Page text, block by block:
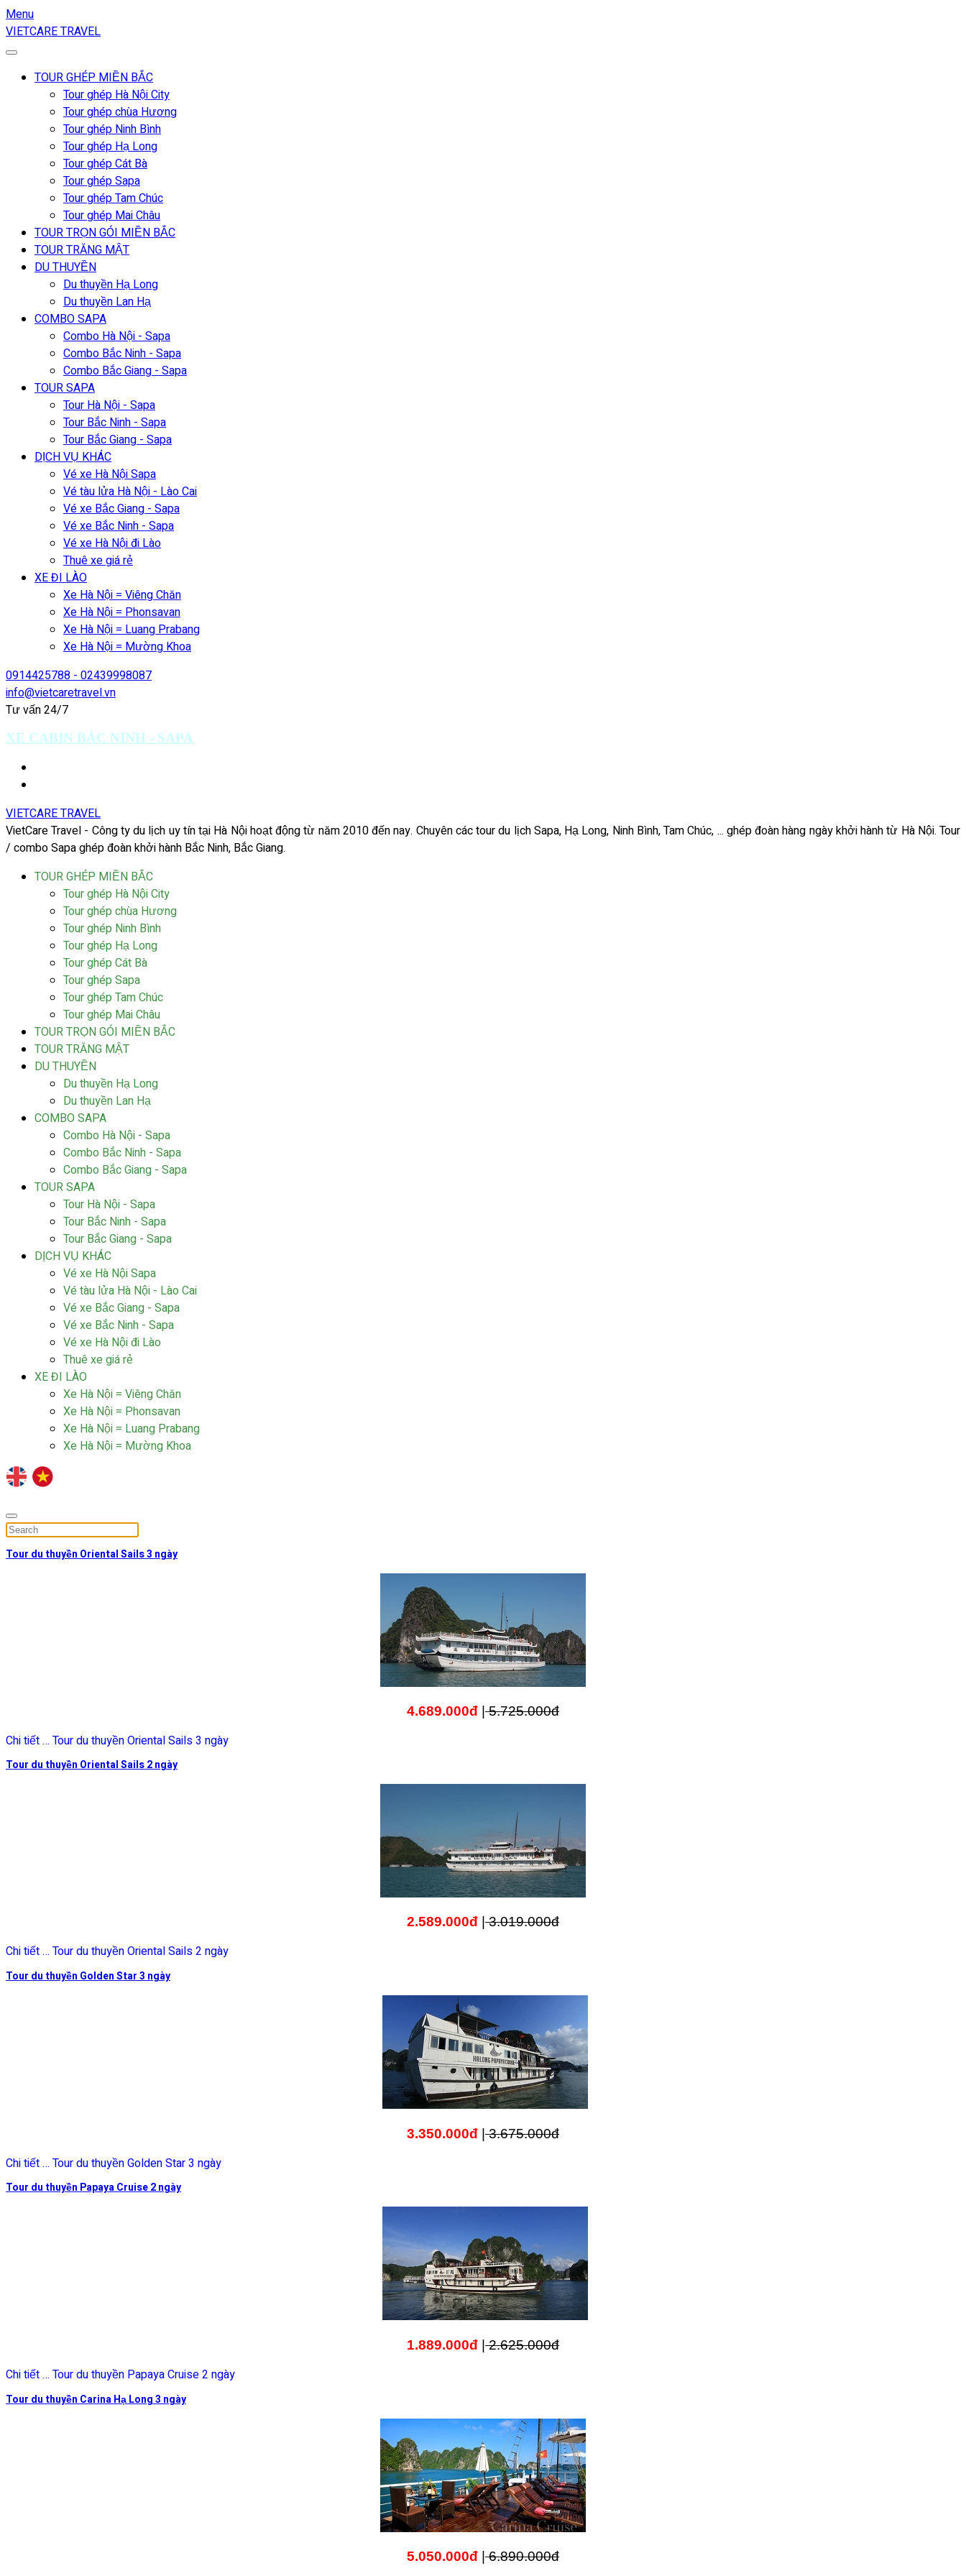
Menu
VIETCARE TRAVEL
TOUR GHÉP MIỀN BẮC
Tour ghép Hà Nội City
Tour ghép chùa Hương
Tour ghép Ninh Bình
Tour ghép Hạ Long
Tour ghép Cát Bà
Tour ghép Sapa
Tour ghép Tam Chúc
Tour ghép Mai Châu
TOUR TRỌN GÓI MIỀN BẮC
TOUR TRĂNG MẬT
DU THUYỀN
Du thuyền Hạ Long
Du thuyền Lan Hạ
COMBO SAPA
Combo Hà Nội - Sapa
Combo Bắc Ninh - Sapa
Combo Bắc Giang - Sapa
TOUR SAPA
Tour Hà Nội - Sapa
Tour Bắc Ninh - Sapa
Tour Bắc Giang - Sapa
DỊCH VỤ KHÁC
Vé xe Hà Nội Sapa
Vé tàu lửa Hà Nội - Lào Cai
Vé xe Bắc Giang - Sapa
Vé xe Bắc Ninh - Sapa
Vé xe Hà Nội đi Lào
Thuê xe giá rẻ
XE ĐI LÀO
Xe Hà Nội = Viêng Chăn
Xe Hà Nội = Phonsavan
Xe Hà Nội = Luang Prabang
Xe Hà Nội = Mường Khoa
0914425788 - 02439998087
info@vietcaretravel.vn
Tư vấn 24/7
XE CABIN BẮC NINH - SAPA
VIETCARE TRAVEL
VietCare Travel - Công ty du lịch uy tín tại Hà Nội hoạt động từ năm 2010 đến nay. Chuyên các tour du lịch Sapa, Hạ Long, Ninh Bình, Tam Chúc, ... ghép đoàn hàng ngày khởi hành từ Hà Nội. Tour
/ combo Sapa ghép đoàn khởi hành Bắc Ninh, Bắc Giang.
TOUR GHÉP MIỀN BẮC
Tour ghép Hà Nội City
Tour ghép chùa Hương
Tour ghép Ninh Bình
Tour ghép Hạ Long
Tour ghép Cát Bà
Tour ghép Sapa
Tour ghép Tam Chúc
Tour ghép Mai Châu
TOUR TRỌN GÓI MIỀN BẮC
TOUR TRĂNG MẬT
DU THUYỀN
Du thuyền Hạ Long
Du thuyền Lan Hạ
COMBO SAPA
Combo Hà Nội - Sapa
Combo Bắc Ninh - Sapa
Combo Bắc Giang - Sapa
TOUR SAPA
Tour Hà Nội - Sapa
Tour Bắc Ninh - Sapa
Tour Bắc Giang - Sapa
DỊCH VỤ KHÁC
Vé xe Hà Nội Sapa
Vé tàu lửa Hà Nội - Lào Cai
Vé xe Bắc Giang - Sapa
Vé xe Bắc Ninh - Sapa
Vé xe Hà Nội đi Lào
Thuê xe giá rẻ
XE ĐI LÀO
Xe Hà Nội = Viêng Chăn
Xe Hà Nội = Phonsavan
Xe Hà Nội = Luang Prabang
Xe Hà Nội = Mường Khoa
Tour du thuyền Oriental Sails 3 ngày
4.689.000đ |5.725.000đ
Chi tiết … Tour du thuyền Oriental Sails 3 ngày
Tour du thuyền Oriental Sails 2 ngày
2.589.000đ 3.019.000đ
Chi tiết … Tour du thuyền Oriental Sails 2 ngày
Tour du thuyền Golden Star 3 ngày
3.350.000đ |3.675.000đ
Chi tiết … Tour du thuyền Golden Star 3 ngày
Tour du thuyền Papaya Cruise 2 ngày
1.889.000đ 2.625.000đ
Chi tiết … Tour du thuyền Papaya Cruise 2 ngày
Tour du thuyền Carina Hạ Long 3 ngày
5.050.000đ 6.890.000đ